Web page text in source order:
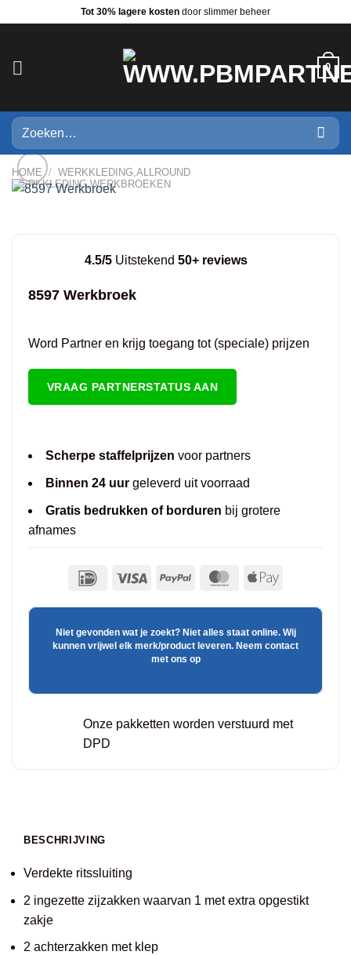
Tot 30% lagere kosten door slimmer beheer
0
Zoeken
naar:
HOME / WERKKLEDING,ALLROUND
WERKKLEDING,WERKBROEKEN
4.5/5 Uitstekend 50+ reviews
8597 Werkbroek
Word Partner en krijg toegang tot (speciale) prijzen
VRAAG PARTNERSTATUS AAN
Scherpe staffelprijzen voor partners
Binnen 24 uurgeleverd uit voorraad
Gratis bedrukken of borduren bij grotere
afnames
Niet gevonden wat je zoekt? Niet alles staat online. Wij
kunnen vrijwel elk merk/product leveren. Neem contact
met ons op
Onze pakketten worden verstuurd met
DPD
BESCHRIJVING
Verdekte ritssluiting
2 ingezette zijzakken waarvan 1 met extra opgestikt
zakje
2 achterzakken met klep